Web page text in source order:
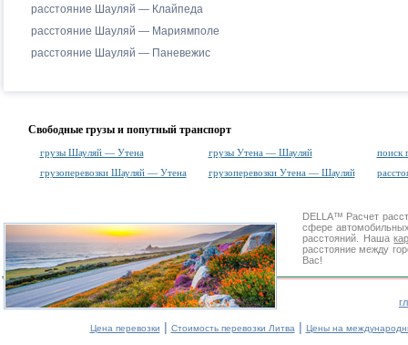
расстояние Шауляй — Клайпеда
расстояние Шауляй — Мариямполе
расстояние Шауляй — Паневежис
Свободные грузы и попутный транспорт
грузы Шауляй — Утена грузы Утена — Шауляй
поиск
грузоперевозки Шауляй — Утена
грузоперевозки Утена — Шауляй
DELLA™ Расчет
сфере
расстояний. Наша
расстояние между
Вас!
Цена перевозки | Стоимость перевозки Литва | Цены на